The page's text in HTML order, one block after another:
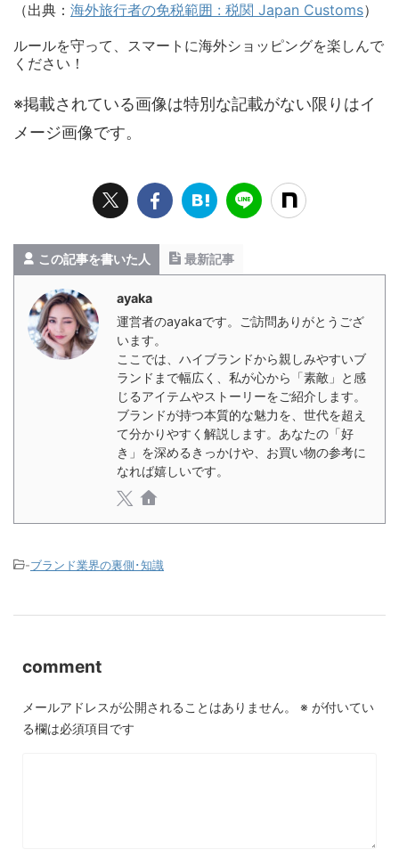
（出典： 海外旅行者の免税範囲 : 税関 Japan Customs）
ルールを守って、スマートに海外ショッピングを楽しんで
ください！
※掲載されている画像は特別な記載がない限りはイ
メージ画像です。
この記事を書いた人 最新記事
ayaka
運営者のayakaです。ご訪問ありがとうござ
います。
ここでは、ハイブランドから親しみやすいブ
ランドまで幅広く、私が心から「素敵」と感
じるアイテムやストーリーをご紹介します。
ブランドが持つ本質的な魅力を、世代を超え
て分かりやすく解説します。あなたの「好
き」を深めるきっかけや、お買い物の参考に
なれば嬉しいです。
-ブランド業界の裏側･知識
comment
メールアドレスが公開されることはありません。 ※ が付いてい
る欄は必須項目です